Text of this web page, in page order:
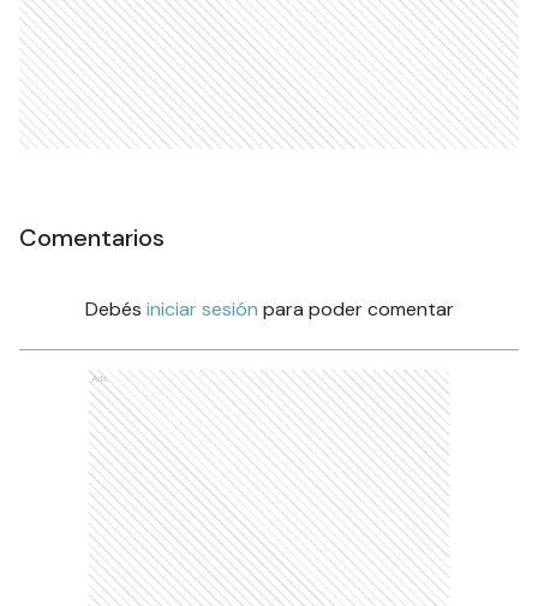
Comentarios
Debés iniciar sesión para poder comentar
Ads